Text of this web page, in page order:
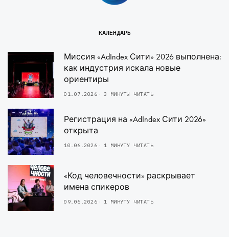
КАЛЕНДАРЬ
Миссия «AdIndex Сити» 2026 выполнена:
как индустрия искала новые
ориентиры
01.07.2026 3 МИНУТЫ ЧИТАТЬ
Регистрация на «AdIndex Сити 2026»
открыта
10.06.2026 1 МИНУТУ ЧИТАТЬ
«Код человечности» раскрывает
имена спикеров
09.06.2026 1 МИНУТУ ЧИТАТЬ